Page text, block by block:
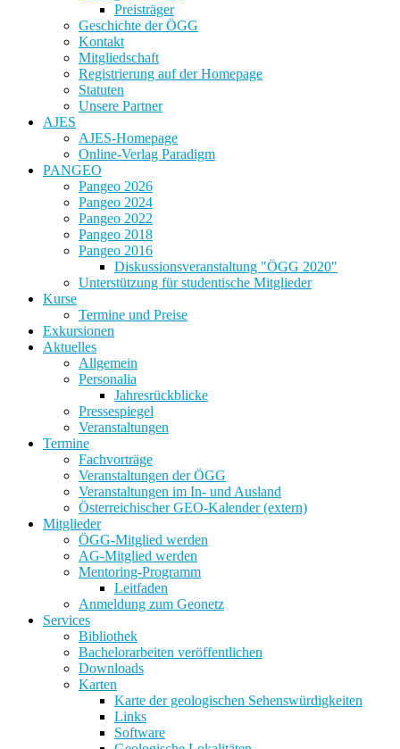
Preisträger
Geschichte der ÖGG
Kontakt
Mitgliedschaft
Registrierung auf der Homepage
Statuten
Unsere Partner
AJES
AJES-Homepage
Online-Verlag Paradigm
PANGEO
Pangeo 2026
Pangeo 2024
Pangeo 2022
Pangeo 2018
Pangeo 2016
Diskussionsveranstaltung "ÖGG 2020"
Unterstützung für studentische Mitglieder
Kurse
Termine und Preise
Exkursionen
Aktuelles
Allgemein
Personalia
Jahresrückblicke
Pressespiegel
Veranstaltungen
Termine
Fachvorträge
Veranstaltungen der ÖGG
Veranstaltungen im In- und Ausland
Österreichischer GEO-Kalender (extern)
Mitglieder
ÖGG-Mitglied werden
AG-Mitglied werden
Mentoring-Programm
Leitfaden
Anmeldung zum Geonetz
Services
Bibliothek
Bachelorarbeiten veröffentlichen
Downloads
Karten
Karte der geologischen Sehenswürdigkeiten
Links
Software